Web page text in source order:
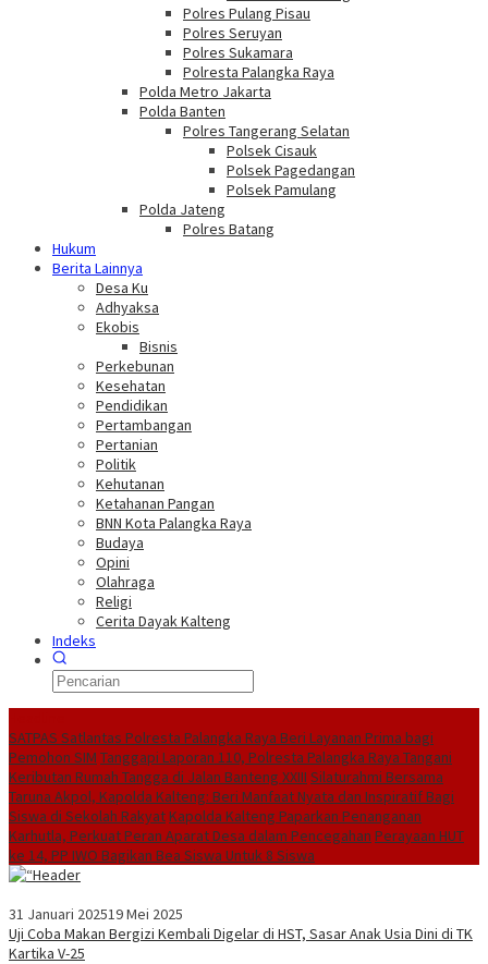
Polres Pulang Pisau
Polres Seruyan
Polres Sukamara
Polresta Palangka Raya
Polda Metro Jakarta
Polda Banten
Polres Tangerang Selatan
Polsek Cisauk
Polsek Pagedangan
Polsek Pamulang
Polda Jateng
Polres Batang
Hukum
Berita Lainnya
Desa Ku
Adhyaksa
Ekobis
Bisnis
Perkebunan
Kesehatan
Pendidikan
Pertambangan
Pertanian
Politik
Kehutanan
Ketahanan Pangan
BNN Kota Palangka Raya
Budaya
Opini
Olahraga
Religi
Cerita Dayak Kalteng
Indeks
SATPAS Satlantas Polresta Palangka Raya Beri Layanan Prima bagi
Pemohon SIM Tanggapi Laporan 110, Polresta Palangka Raya Tangani
Keributan Rumah Tangga di Jalan Banteng XXIII Silaturahmi Bersama
Taruna Akpol, Kapolda Kalteng: Beri Manfaat Nyata dan Inspiratif Bagi
Siswa di Sekolah RakyatKapolda Kalteng Paparkan Penanganan
Karhutla, Perkuat Peran Aparat Desa dalam Pencegahan Perayaan HUT
ke 14, PP IWO Bagikan Bea Siswa Untuk 8 Siswa
31 Januari 202519 Mei 2025
Uji Coba Makan Bergizi Kembali Digelar di HST, Sasar Anak Usia Dini di TK
Kartika V-25